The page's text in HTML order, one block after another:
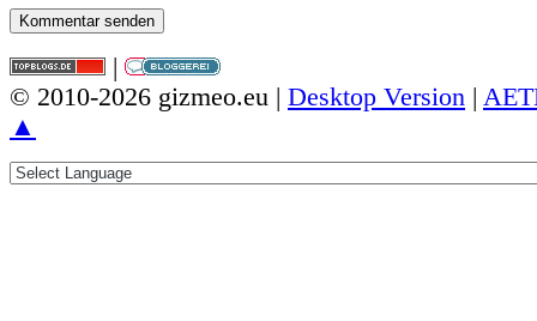
|
© 2010-2026 gizmeo.eu | Desktop Version |
▲